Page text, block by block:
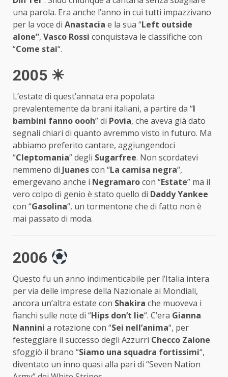
una parola. Era anche l’anno in cui tutti impazzivano
per la voce di Anastacia e la sua “Left outside
alone”, Vasco Rossi conquistava le classifiche con
“Come stai“.
2005 ☀
L’estate di quest’annata era popolata
prevalentemente da brani italiani, a partire da “I
bambini fanno oooh” di Povia, che aveva già dato
segnali chiari di quanto avremmo visto in futuro. Ma
abbiamo preferito cantare, aggiungendoci
“Cleptomania” degli Sugarfree. Non scordatevi
nemmeno di Juanescon “La camisa negra“,
emergevano anche i Negramarocon “Estate” ma il
vero colpo di genio è stato quello di Daddy Yankee
con “Gasolina“, un tormentone che di fatto non è
mai passato di moda.
2006
Questo fu un anno indimenticabile per l’Italia intera
per via delle imprese della Nazionale ai Mondiali,
ancora un’altra estate con Shakira che muoveva i
fianchi sulle note di “Hips don’t lie“. C’era Gianna
Nannini a rotazione con “Sei nell’anima“, per
festeggiare il successo degli Azzurri Checco Zalone
sfoggiò il brano “Siamo una squadra fortissimi“,
diventato un inno quasi alla pari di “Seven Nation